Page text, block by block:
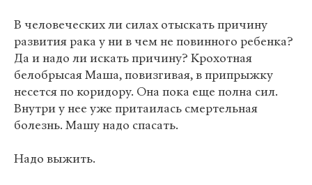
В человеческих ли силах отыскать причину
развития рака у ни в чем не повинного ребенка?
Да и надо ли искать причину? Крохотная
белобрысая Маша, повизгивая, в припрыжку
несется по коридору. Она пока еще полна сил.
Внутри у нее уже притаилась смертельная
болезнь. Машу надо спасать.
Надо выжить.